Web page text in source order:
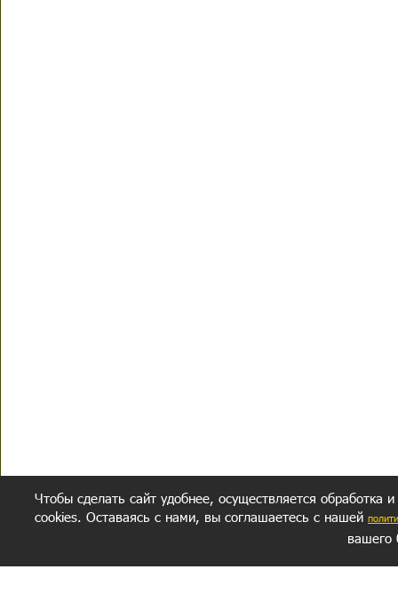
Чтобы сделать сайт удобнее, осуществляется обработка
cookies. Оставаясь с нами, вы соглашаетесь с нашей
вашего